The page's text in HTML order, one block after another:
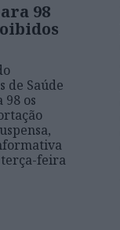
98
de Saúde
os
feira